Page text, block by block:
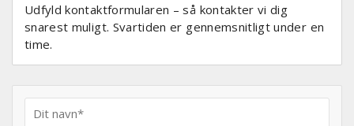
Udfyld kontaktformularen – så kontakter vi dig
snarest muligt. Svartiden er gennemsnitligt under en
time.